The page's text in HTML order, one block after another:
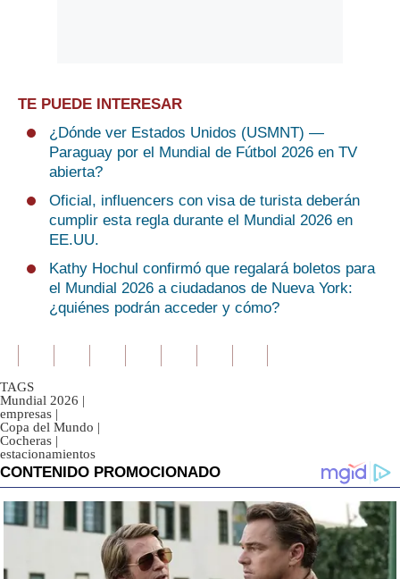
TE PUEDE INTERESAR
¿Dónde ver Estados Unidos (USMNT) —
Paraguay por el Mundial de Fútbol 2026 en TV
abierta?
Oficial, influencers con visa de turista deberán
cumplir esta regla durante el Mundial 2026 en
EE.UU.
Kathy Hochul confirmó que regalará boletos para
el Mundial 2026 a ciudadanos de Nueva York:
¿quiénes podrán acceder y cómo?
TAGS
Mundial 2026 |
empresas |
Copa del Mundo |
Cocheras |
estacionamientos